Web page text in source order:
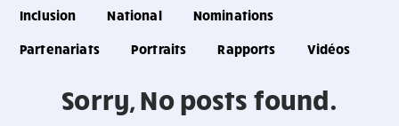
Inclusion National Nominations
Partenariats Portraits Rapports Vidéos
Sorry, No posts found.